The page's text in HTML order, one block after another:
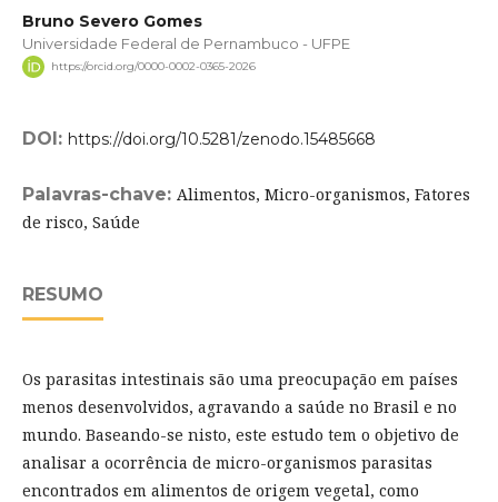
Bruno Severo Gomes
Universidade Federal de Pernambuco - UFPE
https://orcid.org/0000-0002-0365-2026
DOI: https://doi.org/10.5281/zenodo.15485668
Palavras-chave: Alimentos, Micro-organismos, Fatores
de risco, Saúde
RESUMO
Os parasitas intestinais são uma preocupação em países
menos desenvolvidos, agravando a saúde no Brasil e no
mundo. Baseando-se nisto, este estudo tem o objetivo de
analisar a ocorrência de micro-organismos parasitas
encontrados em alimentos de origem vegetal, como